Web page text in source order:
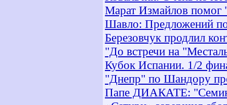
Марат Измайлов помог
Шавло: Предложений
Березовчук продлил
"До встречи на
Кубок Испании. 1/2
"Днепр" по Шандору
Папе ДИАКАТЕ: "Семин